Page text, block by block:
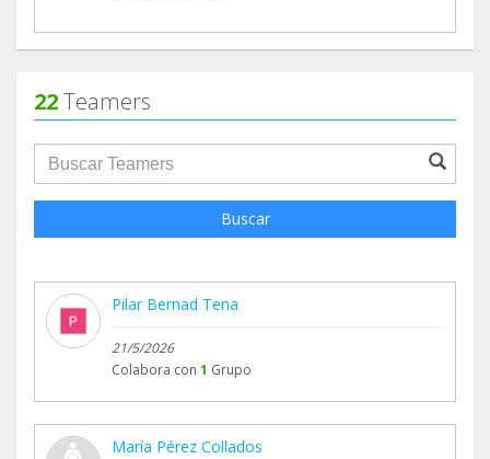
22Teamers
groupProfile.searchForm.search.text???
Buscar
Pilar Bernad Tena
21/5/2026
Colabora con 1 Grupo
María Pérez Collados